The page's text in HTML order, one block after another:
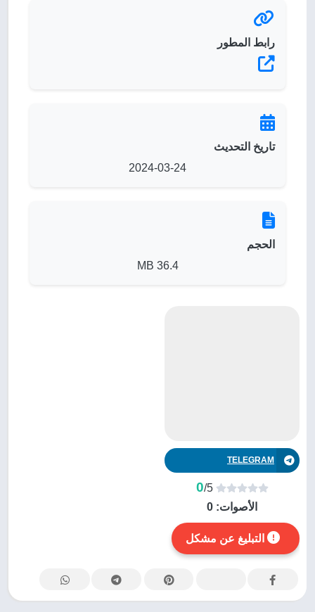
رابط المطور
تاريخ التحديث
2024-03-24
الحجم
36.4 MB
TELEGRAM
0/5
الأصوات: 0
التبليغ عن مشكل